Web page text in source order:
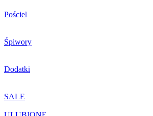
Pościel
Śpiwory
Dodatki
SALE